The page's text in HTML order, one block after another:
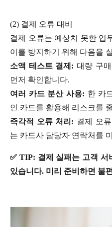
(2) 결제 오류 대비
결제 오류는 예상치 못한 업
이를 방지하기 위해 다음을
소액 테스트 결제: 대량 구
먼저 확인합니다.
여러 카드 분산 사용: 한 카
인 카드를 활용해 리스크를
즉각적 오류 처리: 결제 오
는 카드사 담당자 연락처를
✅ TIP: 결제 실패는 고객 서
있습니다. 미리 준비하면 불